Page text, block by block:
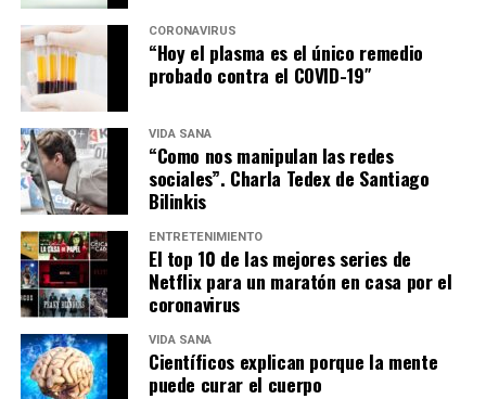
CORONAVIRUS
“Hoy el plasma es el único remedio
probado contra el COVID-19″
VIDA SANA
“Como nos manipulan las redes
sociales”. Charla Tedex de Santiago
Bilinkis
ENTRETENIMIENTO
El top 10 de las mejores series de
Netflix para un maratón en casa por el
coronavirus
VIDA SANA
Científicos explican porque la mente
puede curar el cuerpo